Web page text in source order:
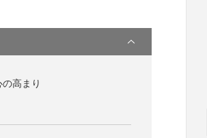
高まり